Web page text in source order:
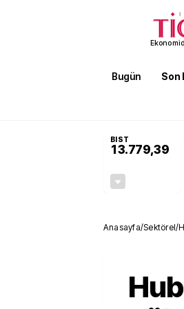
Bugün Son
BIST
13.779,39
Anasayfa/Sektörel/